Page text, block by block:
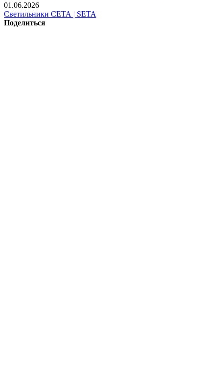
01.06.2026
Светильники СЕТА | SETA
Поделиться